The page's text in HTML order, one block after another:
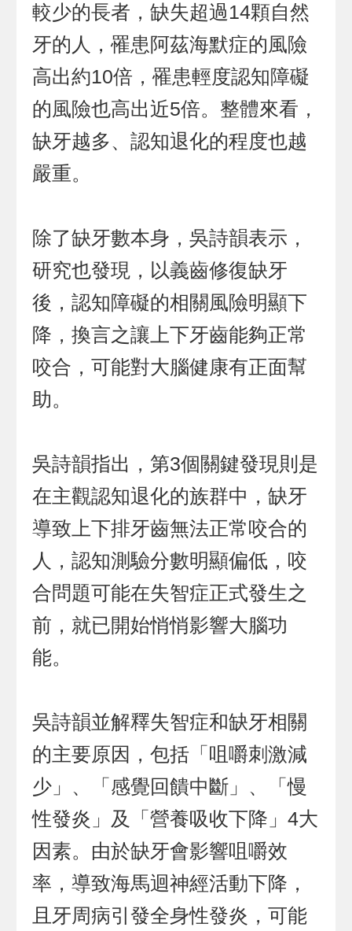
較少的長者，缺失超過14顆自然
牙的人，罹患阿茲海默症的風險
高出約10倍，罹患輕度認知障礙
的風險也高出近5倍。整體來看，
缺牙越多、認知退化的程度也越
嚴重。
除了缺牙數本身，吳詩韻表示，
研究也發現，以義齒修復缺牙
後，認知障礙的相關風險明顯下
降，換言之讓上下牙齒能夠正常
咬合，可能對大腦健康有正面幫
助。
吳詩韻指出，第3個關鍵發現則是
在主觀認知退化的族群中，缺牙
導致上下排牙齒無法正常咬合的
人，認知測驗分數明顯偏低，咬
合問題可能在失智症正式發生之
前，就已開始悄悄影響大腦功
能。
吳詩韻並解釋失智症和缺牙相關
的主要原因，包括「咀嚼刺激減
少」、「感覺回饋中斷」、「慢
性發炎」及「營養吸收下降」4大
因素。由於缺牙會影響咀嚼效
率，導致海馬迴神經活動下降，
且牙周病引發全身性發炎，可能